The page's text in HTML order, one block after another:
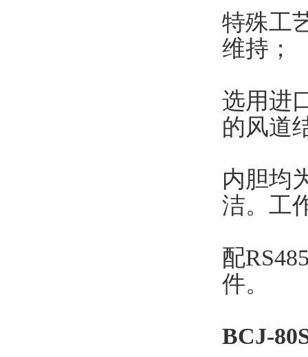
特殊工
维持；
选用进
的风道
内胆均
洁。工
配
件。
BCJ-